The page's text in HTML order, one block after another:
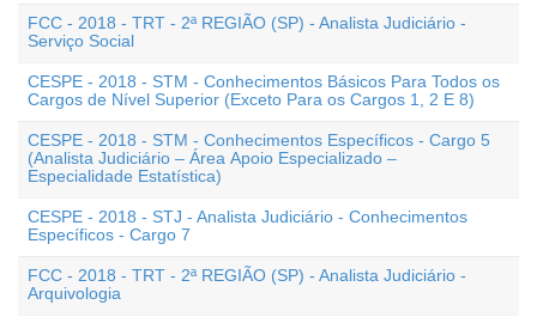
FCC - 2018 - TRT - 2ª REGIÃO (SP) - Analista Judiciário -
Serviço Social
CESPE - 2018 - STM - Conhecimentos Básicos Para Todos os
Cargos de Nível Superior (Exceto Para os Cargos 1, 2 E 8)
CESPE - 2018 - STM - Conhecimentos Específicos - Cargo 5
(Analista Judiciário – Área Apoio Especializado –
Especialidade Estatística)
CESPE - 2018 - STJ - Analista Judiciário - Conhecimentos
Específicos - Cargo 7
FCC - 2018 - TRT - 2ª REGIÃO (SP) - Analista Judiciário -
Arquivologia